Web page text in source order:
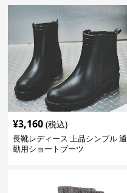
¥3,160 (税込)
長靴レディース 上品シンプル 通
勤用ショートブーツ